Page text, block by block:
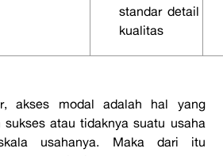
standar detail
kualitas
akses modal adalah hal yang
sukses atau tidaknya suatu usaha
skala usahanya. Maka dari itu